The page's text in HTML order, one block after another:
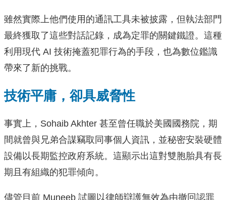
雖然實際上他們使用的通訊工具未被披露，但執法部門
最終獲取了這些對話記錄，成為定罪的關鍵鐵證。這種
利用現代 AI 技術掩蓋犯罪行為的手段，也為數位鑑識
帶來了新的挑戰。
技術平庸，卻具威脅性
事實上，Sohaib Akhter 甚至曾任職於美國國務院，期
間就曾與兄弟合謀竊取同事個人資訊，並秘密安裝硬體
設備以長期監控政府系統。這顯示出這對雙胞胎具有長
期且有組織的犯罪傾向。
儘管目前 Muneeb 試圖以律師辯護無效為由撤回認罪